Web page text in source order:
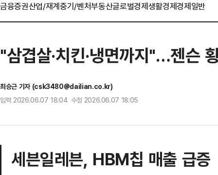
금융증권산업/재계중기/벤처부동산글로벌경제생활경제경제일반
"삼겹살·치킨·냉면까지"…젠슨
최승근 기자 (csk3480@dailian.co.kr)
입력 2026.06.07 18:04 수정 2026.06.07 18:05
세븐일레븐, HBM칩 매출 급증